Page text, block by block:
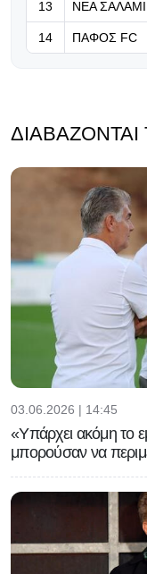
13 ΝΕΑ
14 ΠΑΦΟΣ FC
ΔΙΑΒΆΖΟΝΤΑΙ
03.06.2026 | 14:45
«Υπάρχει ακόμη το
μπορούσαν να